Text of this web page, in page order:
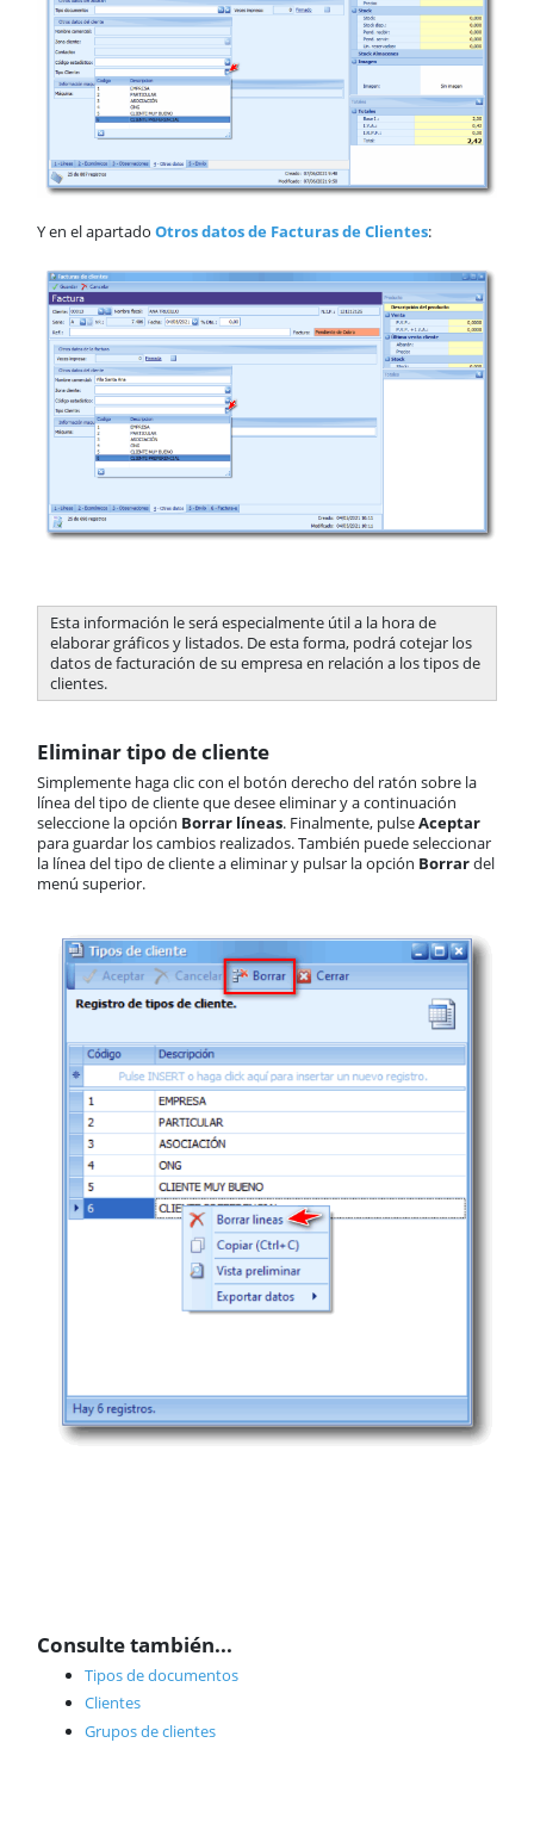
Y en el apartado Otros datos de Facturas de Clientes:
Esta información le será especialmente útil a la hora de
elaborar gráficos y listados. De esta forma, podrá cotejar los
datos de facturación de su empresa en relación a los tipos de
clientes.
Eliminar tipo de cliente
Simplemente haga clic con el botón derecho del ratón sobre la
línea del tipo de cliente que desee eliminar y a continuación
seleccione la opción Borrar líneas. Finalmente, pulseAceptar
para guardar los cambios realizados. También puede seleccionar
la línea del tipo de cliente a eliminar y pulsar la opción Borrardel
menú superior.
Consulte también...
Tipos de documentos
Clientes
Grupos de clientes